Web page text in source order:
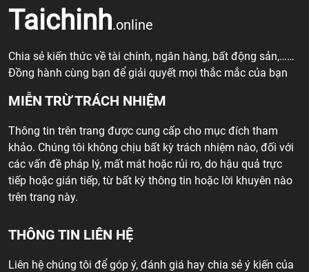
Taichinh.online
Chia sẻ kiến thức về tài chính, ngân hàng, bất động sản,……
Đồng hành cùng bạn để giải quyết mọi thắc mắc của bạn
MIỄN TRỪ TRÁCH NHIỆM
Thông tin trên trang được cung cấp cho mục đích tham
khảo. Chúng tôi không chịu bất kỳ trách nhiệm nào, đối với
các vấn đề pháp lý, mất mát hoặc rủi ro, do hậu quả trực
tiếp hoặc gián tiếp, từ bất kỳ thông tin hoặc lời khuyên nào
trên trang này.
THÔNG TIN LIÊN HỆ
Liên hệ chúng tôi để góp ý, đánh giá hay chia sẻ ý kiến của